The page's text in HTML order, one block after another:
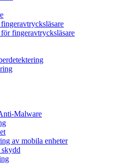
fingeravtrycksläsare
Malware
av mobila enheter